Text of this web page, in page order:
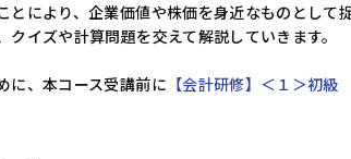
とにより、企業価値や株価を身近なものとして
イズや計算問題を交えて解説していきます。
に、本コース受講前に 【会計研修】＜１＞初